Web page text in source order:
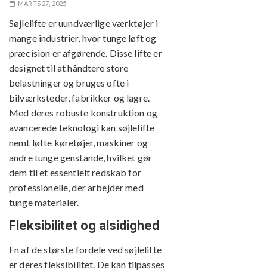
MARTS 27, 2025
Søjlelifte er uundværlige værktøjer i
mange industrier, hvor tunge løft og
præcision er afgørende. Disse lifte er
designet til at håndtere store
belastninger og bruges ofte i
bilværksteder, fabrikker og lagre.
Med deres robuste konstruktion og
avancerede teknologi kan søjlelifte
nemt løfte køretøjer, maskiner og
andre tunge genstande, hvilket gør
dem til et essentielt redskab for
professionelle, der arbejder med
tunge materialer.
Fleksibilitet og alsidighed
En af de største fordele ved søjlelifte
er deres fleksibilitet. De kan tilpasses